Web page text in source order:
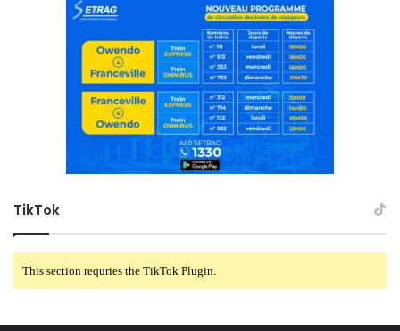
TikTok
This section requries the TikTok Plugin.